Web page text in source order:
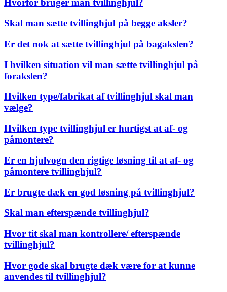
Hvorfor bruger man tvillinghjul?
Skal man sætte tvillinghjul på begge aksler?
Er det nok at sætte tvillinghjul på bagakslen?
I hvilken situation vil man sætte tvillinghjul på
forakslen?
Hvilken type/fabrikat af tvillinghjul skal man
vælge?
Hvilken type tvillinghjul er hurtigst at af- og
påmontere?
Er en hjulvogn den rigtige løsning til at af- og
påmontere tvillinghjul?
Er brugte dæk en god løsning på tvillinghjul?
Skal man efterspænde tvillinghjul?
Hvor tit skal man kontrollere/ efterspænde
tvillinghjul?
Hvor gode skal brugte dæk være for at kunne
anvendes til tvillinghjul?